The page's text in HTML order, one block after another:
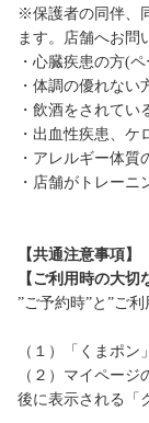
※保護者の同伴、
ます。店舗へお問
・心臓疾患の方(
・体調の優れない
・飲酒をされてい
・出血性疾患、ケ
・アレルギー体質
・店舗がトレー
【共通注意事項】
【ご利用時の大切
”ご予約時”と”ご
（１）「くまポ
（２）マイペー
後に表示される「